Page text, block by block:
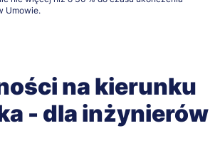
Umowie.
na kierunku
- dla inżynierów